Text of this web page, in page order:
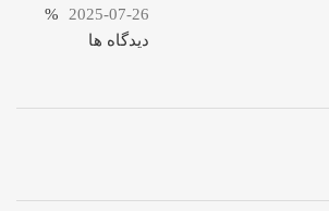
2025-07-26
%
دیدگاه ها